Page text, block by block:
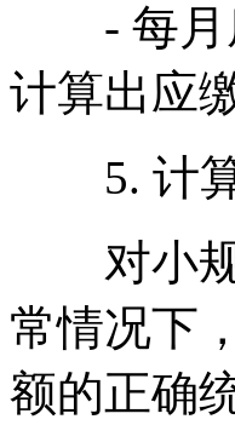
- 每月底
计算出应
5. 计算
对小规
常情况下
额的正确